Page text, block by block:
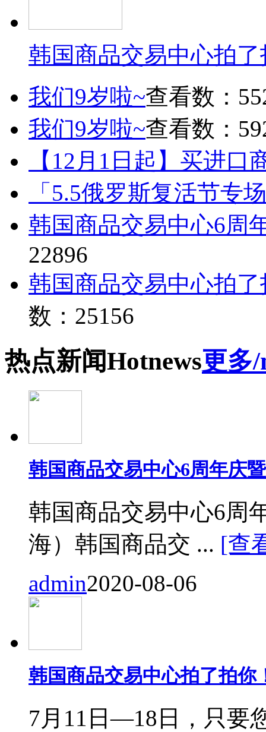
韩国商品交易中心拍
我们9岁啦~查看数：
我们9岁啦~查看数：
【12月1日起】买进口
「5.5俄罗斯复活节专
韩国商品交易中心6周
22896
韩国商品交易中心拍
数：25156
热点新闻Hotnews更多
韩国商品交易中心6周年庆
韩国商品交易中心6周
海）韩国商品交 ... [查
admin2020-08-06
韩国商品交易中心拍了拍你
7月11日—18日，只要